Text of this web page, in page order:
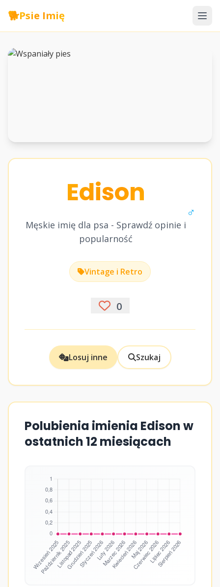
🐕Psie Imię
Edison
Męskie imię dla psa - Sprawdź opinie i
popularność
♂
Vintage i Retro
0
Losuj inne Szukaj
Polubienia imienia Edison w
ostatnich 12 miesiącach